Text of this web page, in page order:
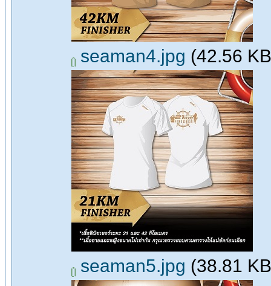
seaman4.jpg (42.56
seaman5.jpg (38.81